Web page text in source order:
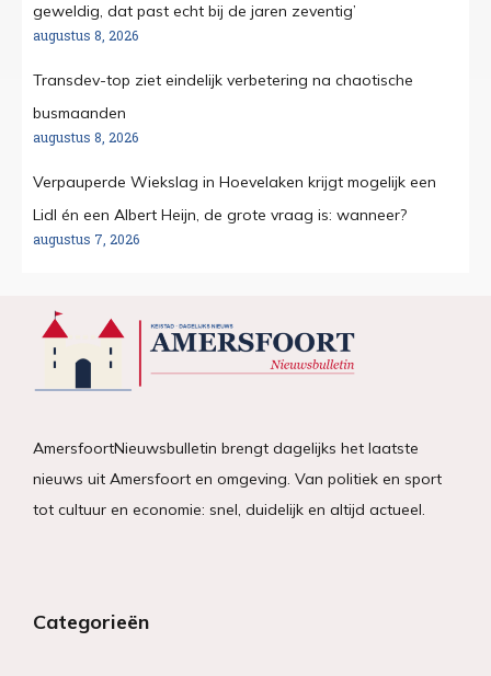
geweldig, dat past echt bij de jaren zeventig’
augustus 8, 2026
Transdev-top ziet eindelijk verbetering na chaotische
busmaanden
augustus 8, 2026
Verpauperde Wiekslag in Hoevelaken krijgt mogelijk een
Lidl én een Albert Heijn, de grote vraag is: wanneer?
augustus 7, 2026
AmersfoortNieuwsbulletin brengt dagelijks het laatste
nieuws uit Amersfoort en omgeving. Van politiek en sport
tot cultuur en economie: snel, duidelijk en altijd actueel.
Categorieën